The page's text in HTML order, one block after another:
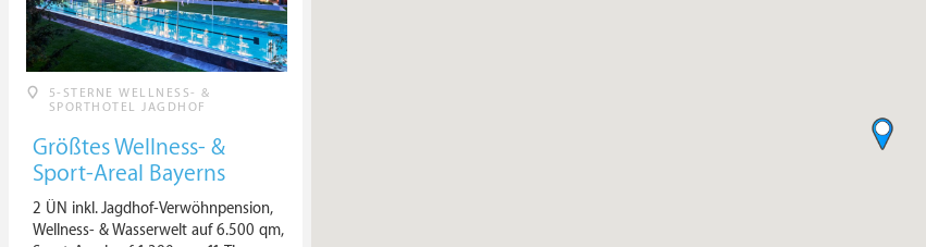
5-STERNE WELLNESS- &
SPORTHOTEL JAGDHOF
Größtes Wellness- &
Sport-Areal Bayerns
2 ÜN inkl. Jagdhof-Verwöhnpension,
Wellness- & Wasserwelt auf 6.500 qm,